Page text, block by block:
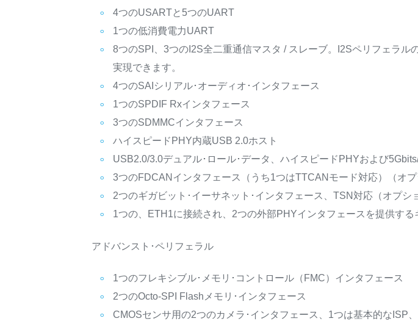
4つのUSARTと5つのUART
1つの低消費電力UART
8つのSPI、3つのI2S全二重通信マスタ / スレーブ。I2Sペリフェラ
実現できます。
4つのSAIシリアル･オーディオ･インタフェース
1つのSPDIF Rxインタフェース
3つのSDMMCインタフェース
ハイスピードPHY内蔵USB 2.0ホスト
USB2.0/3.0デュアル･ロール･データ、ハイスピードPHYおよび
3つのFDCANインタフェース（うち1つはTTCANモード対応）（オプ
2つのギガビット･イーサネット･インタフェース、TSN対応（オプシ
1つの、ETH1に接続され、2つの外部PHYインタフェースを提供す
アドバンスト･ペリフェラル
1つのフレキシブル･メモリ･コントロール（FMC）インタフェース
2つのOcto-SPI Flashメモリ･インタフェース
CMOSセンサ用の2つのカメラ･インタフェース、1つは基本的なISP